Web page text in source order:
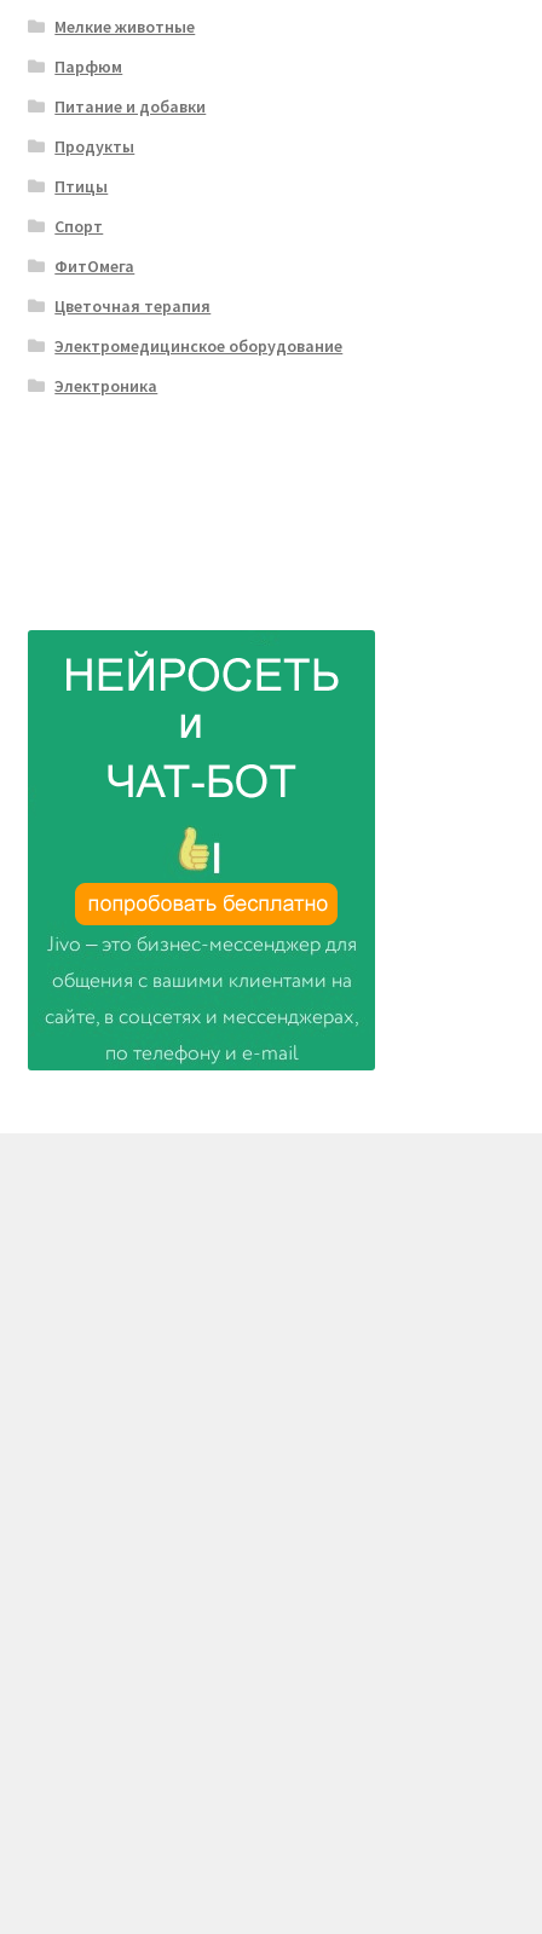
Мелкие животные
Парфюм
Питание и добавки
Продукты
Птицы
Спорт
ФитОмега
Цветочная терапия
Электромедицинское оборудование
Электроника